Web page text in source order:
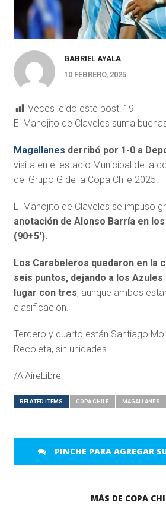
GABRIEL AYALA
10 FEBRERO, 2025
Veces leído este post: 19
El Manojito de Claveles suma
Magallanes derribó por 1-0 a
visita en el estadio Municipal de la
del Grupo G de la Copa Chile 2025.
El Manojito de Claveles se impuso
anotación de Alonso Barría en
(90+5′).
Los Carabeleros quedaron en la
seis puntos, dejando a los Azules
lugar con tres, aunque ambos
clasificación.
Tercero y cuarto están Santiago
Recoleta, sin unidades.
/AlAireLibre
RELATED ITEMS COPA CHILE MAGALLANES
PINCHE PARA AGREGAR
MÁS DE COPA